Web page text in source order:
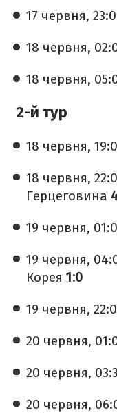
17 червня,
18 червня,
18 червня,
2-й тур
18 червня,
18 червня,
Герцеговина
19 червня,
19 червня,
Корея 1:0
19 червня,
20 червня,
20 червня,
20 червня,